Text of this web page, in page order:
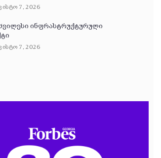
7, 2026
ინფრასტრუქტურული
7, 2026